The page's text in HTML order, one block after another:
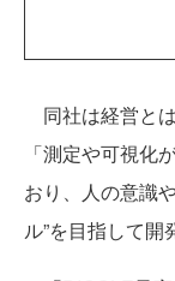
同社は経営と
「測定や可視化
おり、人の意識
ル”を目指して開